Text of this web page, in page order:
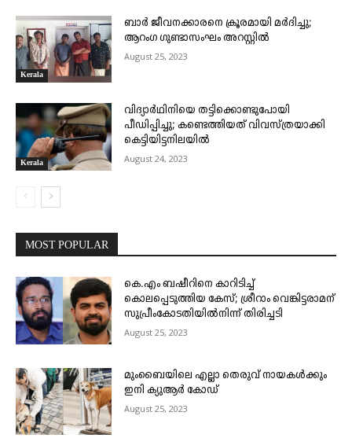
Kerala
ബാർ ജീവനക്കാരനെ ക്രൂരമായി മർദിച്ചു;
ആറംഗ ഗുണ്ടാസംഘം അറസ്റ്റിൽ
August 25, 2023
Kerala
വിദ്യാർഥിനിയെ തട്ടിക്കൊണ്ടുപോയി
പീഡിപ്പിച്ചു; കണ്ടെത്തിയത് വിവസ്ത്രയാക്കി
കെട്ടിയിട്ടനിലയിൽ
August 24, 2023
MOST POPULAR
കെ.എം ബഷീറിനെ കാറിടിച്ച്
കൊലപ്പെടുത്തിയ കേസ്; ശ്രീറാം വെങ്കിട്ടരാമന്
സുപ്രീംകോടതിയിൽനിന്ന് തിരിച്ചടി
August 25, 2023
മുംബൈയിലെ എല്ലാ തെരുവ് നായകൾക്കും
ഇനി ക്യുആർ കോഡ്
August 25, 2023